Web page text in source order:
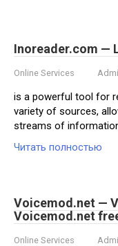
Inoreader.com —
Online Services
is a powerful tool for
variety of sources,
streams of
Читать полностью
Voicemod.net —
Voicemod.net
Online Services